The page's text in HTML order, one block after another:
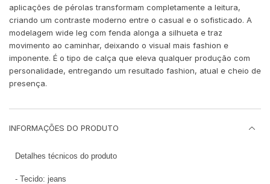
aplicações de pérolas transformam completamente a leitura,
criando um contraste moderno entre o casual e o sofisticado. A
modelagem wide leg com fenda alonga a silhueta e traz
movimento ao caminhar, deixando o visual mais fashion e
imponente. É o tipo de calça que eleva qualquer produção com
personalidade, entregando um resultado fashion, atual e cheio de
presença.
INFORMAÇÕES DO PRODUTO
Detalhes técnicos do produto
- Tecido: jeans